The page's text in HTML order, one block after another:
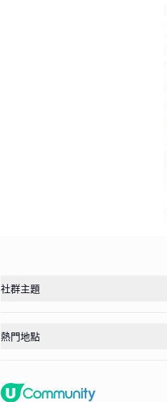
社群主題
熱門地點